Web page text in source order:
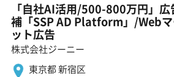
「自社AI活用/500-800万円」
補「SSP AD Platform」/Web
ット広告
株式会社ジーニー
東京都 新宿区